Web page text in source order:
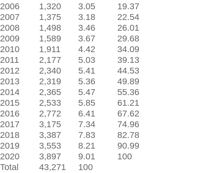
2006
1,320 3.05
19.37
2007
1,375 3.18
22.54
2008
1,498 3.46
26.01
2009
1,589 3.67
29.68
2010
1,911 4.42
34.09
2011
2,177 5.03
39.13
2012
2,340 5.41
44.53
2013
2,319 5.36
49.89
2014
2,365 5.47
55.36
2015
2,533 5.85
61.21
2016
2,772 6.41
67.62
2017
3,175 7.34
74.96
2018
3,387 7.83
82.78
2019
3,553 8.21
90.99
2020
3,897 9.01
100
Total
43,271 100